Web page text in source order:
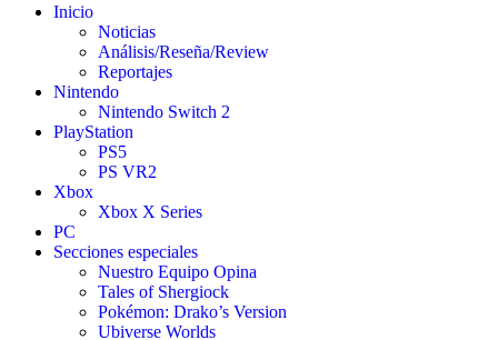
Inicio
Noticias
Análisis/Reseña/Review
Reportajes
Nintendo
Nintendo Switch 2
PlayStation
PS5
PS VR2
Xbox
Xbox X Series
PC
Secciones especiales
Nuestro Equipo Opina
Tales of Shergiock
Pokémon: Drako’s Version
Ubiverse Worlds